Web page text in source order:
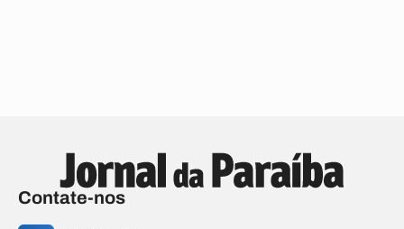
Contate-nos